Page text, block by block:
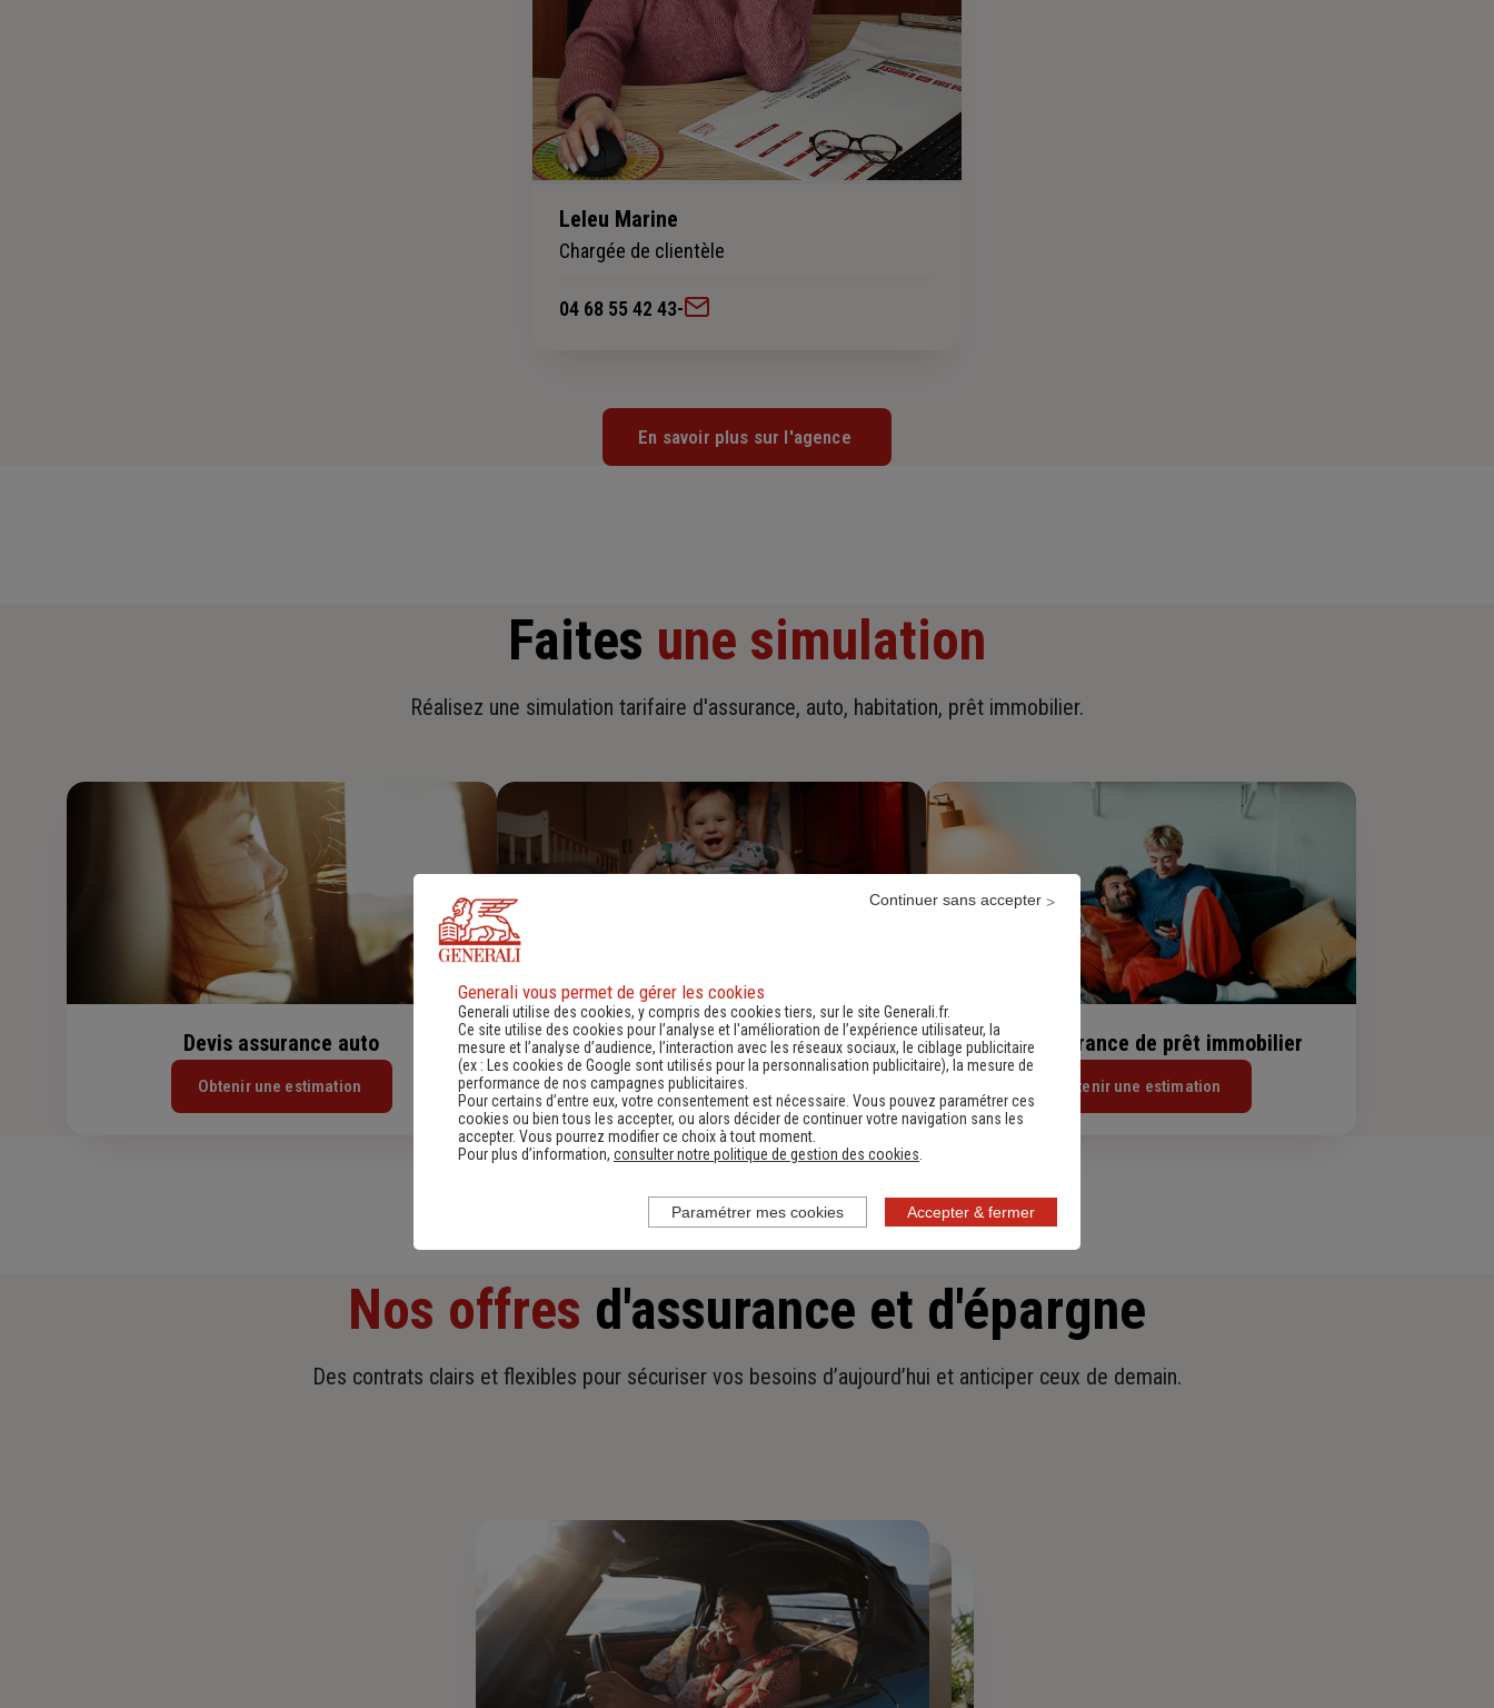
Leleu Marine
Chargée de clientèle
04 68 55 42 43-
En savoir plus sur l'agence
Faites une simulation
Réalisez une simulation tarifaire d'assurance, auto, habitation, prêt immobilier.
Devis assurance auto
Obtenir une estimation
Devis assurance habitation
Obtenir une estimation
Devis assurance de prêt immobilier
Obtenir une estimation
Nos offres d'assurance et d'épargne
Des contrats clairs et flexibles pour sécuriser vos besoins d’aujourd’hui et anticiper ceux de demain.
Generali vous permet de gérer les cookies
Generali utilise des cookies, y compris des cookies tiers, sur le site Generali.fr.
Ce site utilise des cookies pour l’analyse et l'amélioration de l’expérience utilisateur, la
mesure et l’analyse d’audience, l’interaction avec les réseaux sociaux, le ciblage publicitaire
(ex :
Les cookies de Google sont utilisés pour la personnalisation publicitaire), la mesure de
performance de nos campagnes publicitaires.
Pour certains d’entre eux, votre consentement est nécessaire. Vous pouvez paramétrer ces
cookies ou bien tous les accepter, ou alors décider de continuer votre navigation sans les
accepter. Vous pourrez modifier ce choix à tout moment.
Pour plus d’information, consulter notre politique de gestion des cookies
Accepter & fermer
Continuer sans accepter
Paramétrer mes cookies